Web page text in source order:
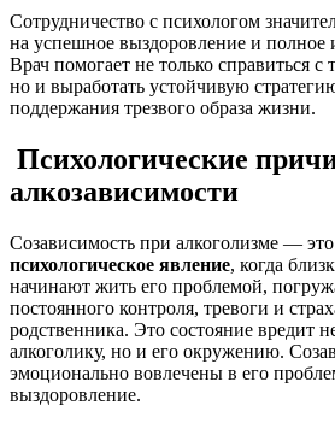
Сотрудничество с психологом
на успешное выздоровление и полное
Врач помогает не только справиться
но и выработать устойчивую
поддержания трезвого образа жизни.
Психологические
алкозависимости
Созависимость при алкоголизме —
психологическое явление, когда
начинают жить его проблемой,
постоянного контроля, тревоги и
родственника. Это состояние вредит
алкоголику, но и его окружению.
эмоционально вовлечены в его
выздоровление.